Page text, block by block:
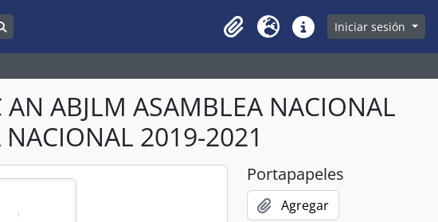
Clipboard
Idioma Enlaces rápidos
Iniciar sesión
ABJLM ASAMBLEA NACIONAL
2019-2021
Portapapeles
Agregar